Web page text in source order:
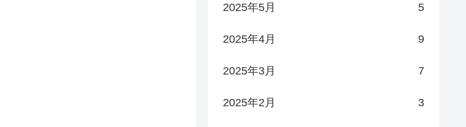
2025年5月 5
2025年4月 9
2025年3月 7
2025年2月 3